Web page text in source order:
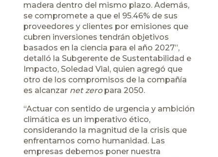
madera dentro del mismo plazo. Además,
se compromete a que el 95.46% de sus
proveedores y clientes por emisiones que
cubren inversiones tendrán objetivos
basados en la ciencia para el año 2027”,
detalló la Subgerente de Sustentabilidad e
Impacto, Soledad Vial, quien agregó que
otro de los compromisos de la compañía
es alcanzar net zeropara 2050.
“Actuar con sentido de urgencia y ambición
climática es un imperativo ético,
considerando la magnitud de la crisis que
enfrentamos como humanidad. Las
empresas debemos poner nuestra